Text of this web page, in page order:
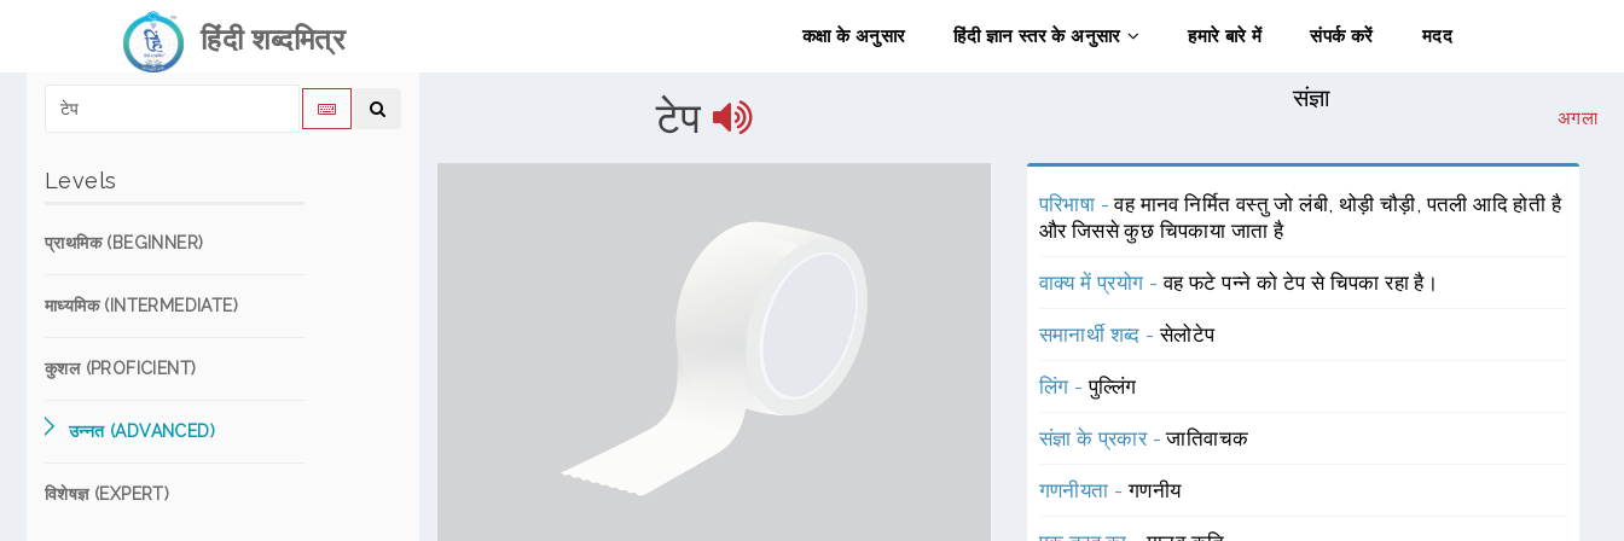
हिंदी शब्दमित्र कक्षा के अनुसार हिंदी ज्ञान स्तर के अनुसार हमारे बारे में संपर्क करें मदद
Levels
प्राथमिक (BEGINNER)
माध्यमिक (INTERMEDIATE)
कुशल (PROFICIENT)
उन्नत (ADVANCED)
विशेषज्ञ (EXPERT)
टेप संज्ञा
अगला
परिभाषा -वह मानव निर्मित वस्तु जो लंबी, थोड़ी चौड़ी, पतली आदि होती है
और जिससे कुछ चिपकाया जाता है
वाक्य में प्रयोग -वह फटे पन्ने को टेप से चिपका रहा है।
समानार्थी शब्द -सेलोटेप
लिंग -पुल्लिंग
संज्ञा के प्रकार -जातिवाचक
गणनीयता -गणनीय